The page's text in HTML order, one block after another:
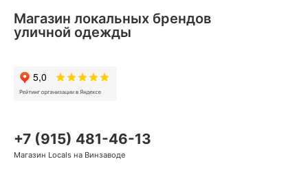
+7 (915) 481-46-13
Магазин Locals на Винзаводе
Магазин локальных брендов
уличной одежды